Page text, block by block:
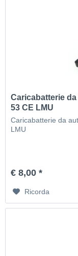
Caricabatterie
53 CE LMU
Caricabatterie da
LMU
€ 8,00 *
Ricorda